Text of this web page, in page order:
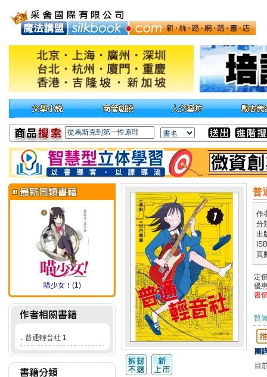
喵少女！(1)
． 普通輕音社 1
普
作
分
出
頁
定
優
書
暫
團
目